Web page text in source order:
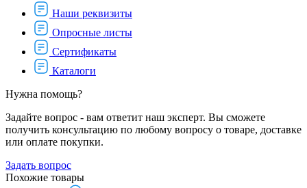
Наши реквизиты
Опросные листы
Сертификаты
Каталоги
Нужна помощь?
Задайте вопрос - вам ответит наш эксперт. Вы сможете
получить консультацию по любому вопросу о товаре, доставке
или оплате покупки.
Задать вопрос
Похожие товары